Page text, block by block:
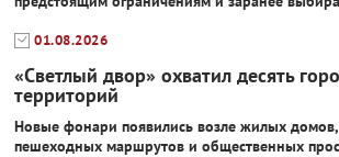
01.08.2026
«Светлый двор» охватил десять
территорий
Новые фонари появились возле жилых
пешеходных маршрутов и общественных